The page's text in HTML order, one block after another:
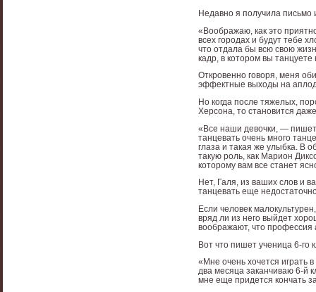
Недавно я получила письмо
«Воображаю, как это
всех городах и будут тебе
что отдала бы всю свою
кадр, в котором вы танцуете
Откровенно говоря, меня
эффектные выходы на
Но когда после тяжелых,
Херсона, то становится
«Все наши девочки, —
танцевать очень много
глаза и такая же улыбка. В
такую роль, как Марион
которому вам все станет
Нет, Галя, из ваших слов и
танцевать еще
Если человек
вряд ли из него выйдет
воображают, что профессия
Вот что пишет ученица 6-го
«Мне очень хочется играть
два месяца заканчиваю 6-й
мне еще придется кончать